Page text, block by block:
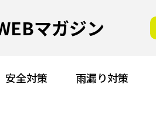
マガジン
安全対策 雨漏り対策